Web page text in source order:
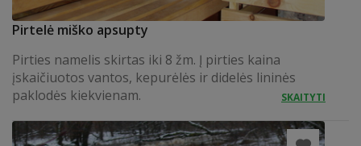
Pirtelė miško apsupty
Pirties namelis skirtas iki 8 žm. Į pirties kaina
įskaičiuotos vantos, kepurėlės ir didelės lininės
paklodės kiekvienam.
SKAITYTI